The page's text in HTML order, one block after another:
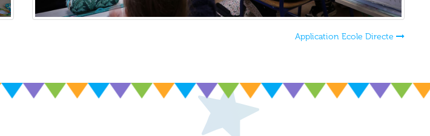
Application Ecole Directe